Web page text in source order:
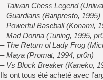
– Taiwan Chess Legend
– Guardians (Banpresto, 1995)
– Powerful Baseball (Konami,
– Mad Donna (Tuning, 1995,
– The Return of Lady Frog
– Maya (Promat, 1994, pr0n)
– Vs Block Breaker (Kaneko,
Ils ont tous été acheté avec